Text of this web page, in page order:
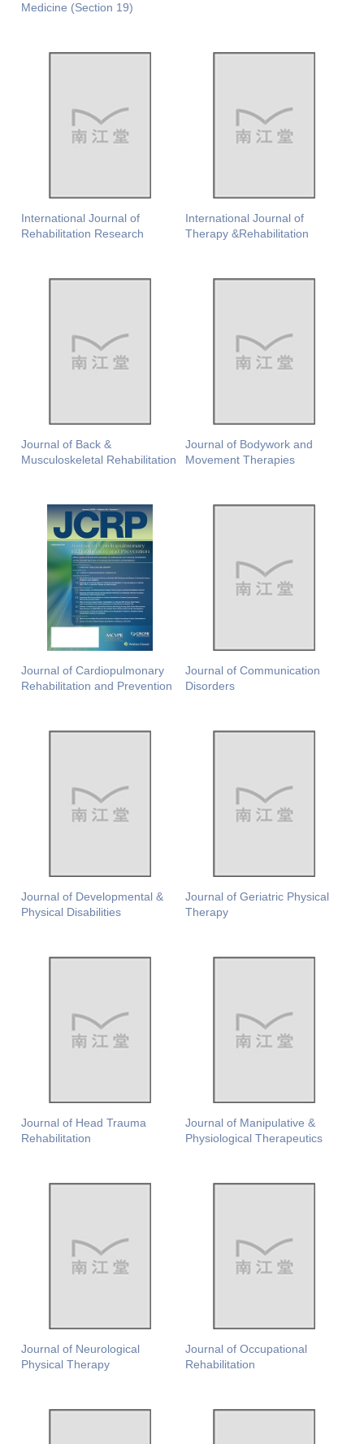
Medicine (Section 19)
International Journal of
Rehabilitation Research
International Journal of
Therapy &Rehabilitation
Journal of Back &
Musculoskeletal Rehabilitation
Journal of Bodywork and
Movement Therapies
Journal of Cardiopulmonary
Rehabilitation and Prevention
Journal of Communication
Disorders
Journal of Developmental &
Physical Disabilities
Journal of Geriatric Physical
Therapy
Journal of Head Trauma
Rehabilitation
Journal of Manipulative &
Physiological Therapeutics
Journal of Neurological
Physical Therapy
Journal of Occupational
Rehabilitation